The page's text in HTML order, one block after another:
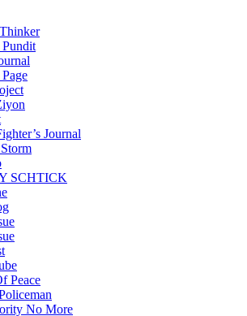
Journal
SCHTICK
Peace
No More